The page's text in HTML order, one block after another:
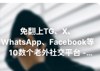
免翻上TG、X、
WhatsApp、Facebook等
10数个老外社交平台 -
Beeper